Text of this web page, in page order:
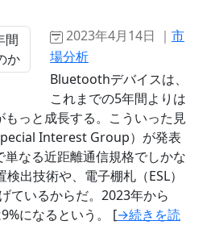
2023年4月14日 ｜ 市
場分析
Bluetoothデバイスは、
これまでの5年間よりは
もっと成長する。こういった見
Interest Group）が発表
単なる近距離通信規格でしかな
出技術や、電子棚札（ESL）
ているからだ。2023年から
になるという。 [→続きを読